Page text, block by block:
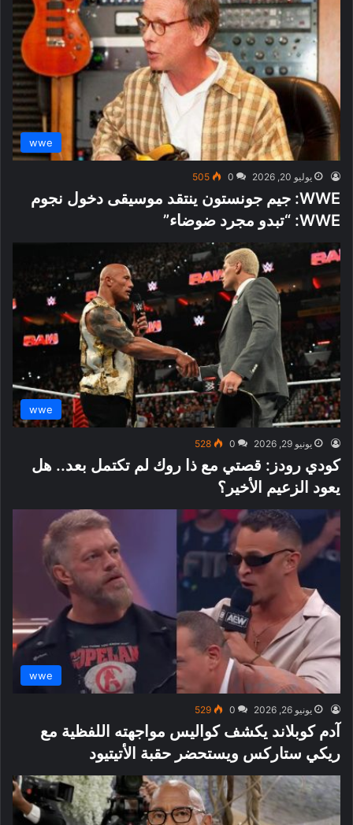
wwe
يوليو 20, 2026 0
505
WWE: جيم جونستون ينتقد موسيقى دخول نجوم
WWE: “تبدو مجرد ضوضاء”
wwe
يونيو 29, 2026 0
528
كودي رودز: قصتي مع ذا روك لم تكتمل بعد.. هل
يعود الزعيم الأخير؟
wwe
يونيو 26, 2026 0
529
آدم كوبلاند يكشف كواليس مواجهته اللفظية مع
ريكي ستاركس ويستحضر حقبة الأتيتيود